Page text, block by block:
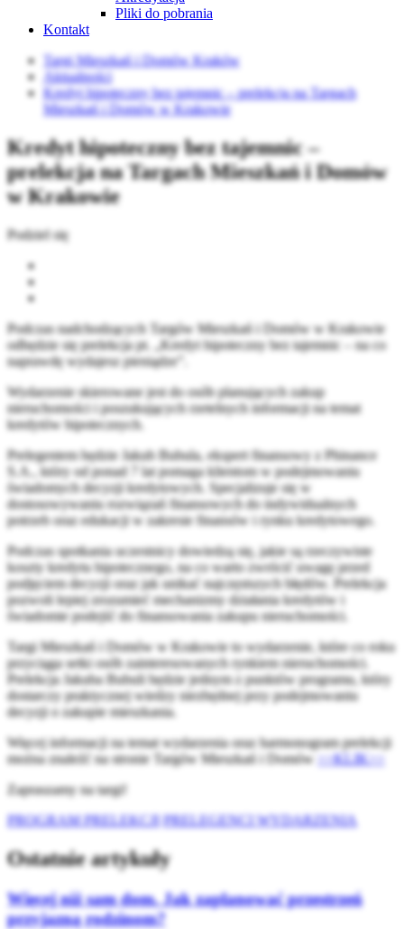
Pliki do pobrania
Kontakt
Targi Mieszkań i Domów Kraków
Aktualności
Kredyt hipoteczny bez tajemnic – prelekcja na Targach
Mieszkań i Domów w Krakowie
Kredyt hipoteczny bez tajemnic –
prelekcja na Targach Mieszkań i Domów
w Krakowie
Podziel się
Podczas nadchodzących Targów Mieszkań i Domów w Krakowie
odbędzie się prelekcja pt. „Kredyt hipoteczny bez tajemnic – na co
naprawdę wydajesz pieniądze”.
Wydarzenie skierowane jest do osób planujących zakup
nieruchomości i poszukujących rzetelnych informacji na temat
kredytów hipotecznych.
Prelegentem będzie Jakub Bubula, ekspert finansowy z Phinance
S.A., który od ponad 7 lat pomaga klientom w podejmowaniu
świadomych decyzji kredytowych. Specjalizuje się w
dostosowywaniu rozwiązań finansowych do indywidualnych
potrzeb oraz edukacji w zakresie finansów i rynku kredytowego.
Podczas spotkania uczestnicy dowiedzą się, jakie są rzeczywiste
koszty kredytu hipotecznego, na co warto zwrócić uwagę przed
podjęciem decyzji oraz jak unikać najczęstszych błędów. Prelekcja
pozwoli lepiej zrozumieć mechanizmy działania kredytów i
świadomie podejść do finansowania zakupu nieruchomości.
Targi Mieszkań i Domów w Krakowie to wydarzenie, które co roku
przyciąga setki osób zainteresowanych rynkiem nieruchomości.
Prelekcja Jakuba Bubuli będzie jednym z punktów programu, który
dostarczy praktycznej wiedzy niezbędnej przy podejmowaniu
decyzji o zakupie mieszkania.
Więcej informacji na temat wydarzenia oraz harmonogram prelekcji
można znaleźć na stronie Targów Mieszkań i Domów >>KLIK>>
Zapraszamy na targi!
PROGRAM PRELEKCJI PRELEGENCI WYDARZENIA
Ostatnie artykuły
Więcej niż sam dom. Jak zaplanować przestrzeń
przyjazną rodzinom?